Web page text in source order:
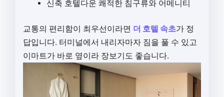
신축 호텔다운 쾌적한 침구류와 어메니티
교통의 편리함이 최우선이라면 더 호텔 속초가 정
답입니다. 터미널에서 내리자마자 짐을 풀 수 있고
이마트가 바로 옆이라 장보기도 좋습니다.